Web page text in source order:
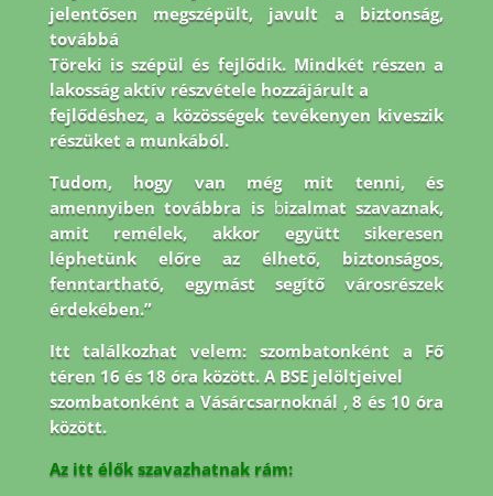
jelentősen megszépült, javult a biztonság,
továbbá
Töreki is szépül és fejlődik. Mindkét részen a
lakosság aktív részvétele hozzájárult a
fejlődéshez, a közösségek tevékenyen kiveszik
részüket a munkából.
Tudom, hogy van még mit tenni, és
amennyiben továbbra is bizalmat szavaznak,
amit remélek, akkor együttsikeresen
léphetünk előre az élhető, biztonságos,
fenntartható, egymást segítő városrészek
érdekében.”
Itt találkozhat velem: szombatonként a Fő
téren 16 és 18 óra között. A BSE jelöltjeivel
szombatonként a Vásárcsarnoknál , 8 és 10 óra
között.
Az itt élők szavazhatnak rám: